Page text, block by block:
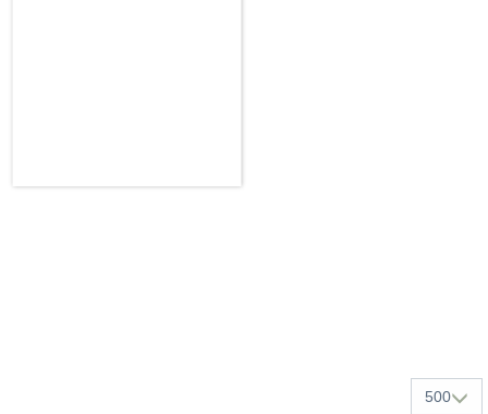
500